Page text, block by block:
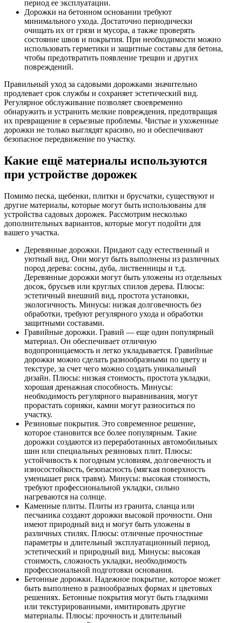
период ее эксплуатации.
Дорожки на бетонном основании требуют
минимального ухода. Достаточно периодически
очищать их от грязи и мусора, а также проверять
состояние швов и покрытия. При необходимости можно
использовать герметики и защитные составы для бетона,
чтобы предотвратить появление трещин и других
повреждений.
Правильный уход за садовыми дорожками значительно
продлевает срок службы и сохраняет эстетический вид.
Регулярное обслуживание позволяет своевременно
обнаружить и устранить мелкие повреждения, предотвращая
их превращение в серьезные проблемы. Чистые и ухоженные
дорожки не только выглядят красиво, но и обеспечивают
безопасное передвижение по участку.
Какие ещё материалы используются
при устройстве дорожек
Помимо песка, щебенки, плитки и брусчатки, существуют и
другие материалы, которые могут быть использованы для
устройства садовых дорожек. Рассмотрим несколько
дополнительных вариантов, которые могут подойти для
вашего участка.
Деревянные дорожки. Придают саду естественный и
уютный вид. Они могут быть выполнены из различных
пород дерева: сосны, дуба, лиственницы и т.д.
Деревянные дорожки могут быть уложены из отдельных
досок, брусьев или круглых спилов дерева. Плюсы:
эстетичный внешний вид, простота установки,
экологичность. Минусы: низкая долговечность без
обработки, требуют регулярного ухода и обработки
защитными составами.
Гравийные дорожки. Гравий — еще один популярный
материал. Он обеспечивает отличную
водопроницаемость и легко укладывается. Гравийные
дорожки можно сделать разнообразными по цвету и
текстуре, за счет чего можно создать уникальный
дизайн. Плюсы: низкая стоимость, простота укладки,
хорошая дренажная способность. Минусы:
необходимость регулярного выравнивания, могут
прорастать сорняки, камни могут разноситься по
участку.
Резиновые покрытия. Это современное решение,
которое становится все более популярным. Такие
дорожки создаются из переработанных автомобильных
шин или специальных резиновых плит. Плюсы:
устойчивость к погодным условиям, долговечность и
износостойкость, безопасность (мягкая поверхность
уменьшает риск травм). Минусы: высокая стоимость,
требуют профессиональной укладки, сильно
нагреваются на солнце.
Каменные плиты. Плиты из гранита, сланца или
песчаника создают дорожки высокой прочности. Они
имеют природный вид и могут быть уложены в
различных стилях. Плюсы: отличные прочностные
параметры и длительный эксплуатационный период,
эстетический и природный вид. Минусы: высокая
стоимость, сложность укладки, необходимость
профессиональной подготовки основания.
Бетонные дорожки. Надежное покрытие, которое может
быть выполнено в разнообразных формах и цветовых
решениях. Бетонные покрытия могут быть гладкими
или текстурированными, имитировать другие
материалы. Плюсы: прочность и длительный